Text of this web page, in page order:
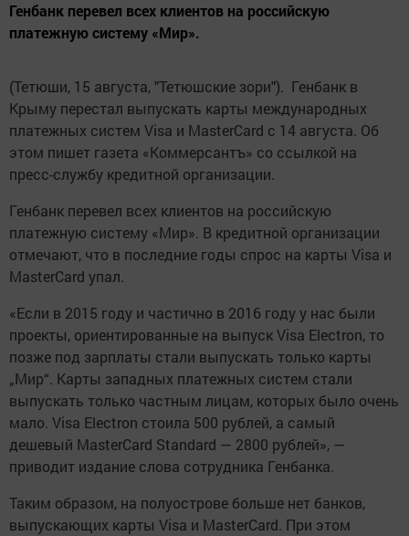
Генбанк перевел всех клиентов на российскую
платежную систему «Мир».
(Тетюши, 15 августа, "Тетюшские зори"). Генбанк в
Крыму перестал выпускать карты международных
платежных систем Visa и MasterCard с 14 августа. Об
этом пишет газета «Коммерсантъ» со ссылкой на
пресс-службу кредитной организации.
Генбанк перевел всех клиентов на российскую
платежную систему «Мир». В кредитной организации
отмечают, что в последние годы спрос на карты Visa и
MasterCard упал.
«Если в 2015 году и частично в 2016 году у нас были
проекты, ориентированные на выпуск Visa Electron, то
позже под зарплаты стали выпускать только карты
„Мир“. Карты западных платежных систем стали
выпускать только частным лицам, которых было очень
мало. Visa Electron стоила 500 рублей, а самый
дешевый MasterCard Standard — 2800 рублей», —
приводит издание слова сотрудника Генбанка.
Таким образом, на полуострове больше нет банков,
выпускающих карты Visa и MasterCard. При этом